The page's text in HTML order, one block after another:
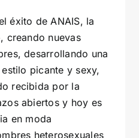
éxito de ANAIS, la
creando nuevas
desarrollando una
picante y sexy,
recibida por la
abiertos y hoy es
en moda
heterosexuales